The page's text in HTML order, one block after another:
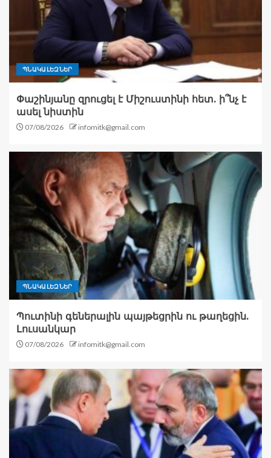
ՊՆԱԿԱԼԵԶՆԵՐ
Փաշինյանը զրուցել է Միշուստինի հետ. ի՞նչ է
ասել նիստին
07/08/2026 infomitk@gmail.com
ՊՆԱԿԱԼԵԶՆԵՐ
Պուտինի գեներալին պայթեցրին ու թաղեցին.
Լուսանկար
07/08/2026 infomitk@gmail.com